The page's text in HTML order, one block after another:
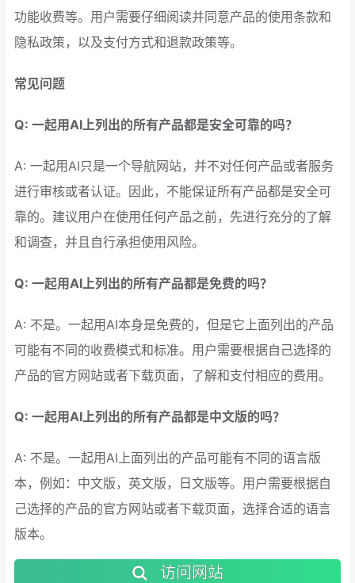
功能收费等。用户需要仔细阅读并同意产品的使用条款和
隐私政策，以及支付方式和退款政策等。
常见问题
Q: 一起用AI上列出的所有产品都是安全可靠的吗？
A: 一起用AI只是一个导航网站，并不对任何产品或者服务
进行审核或者认证。因此，不能保证所有产品都是安全可
靠的。建议用户在使用任何产品之前，先进行充分的了解
和调查，并且自行承担使用风险。
Q: 一起用AI上列出的所有产品都是免费的吗？
A: 不是。一起用AI本身是免费的，但是它上面列出的产品
可能有不同的收费模式和标准。用户需要根据自己选择的
产品的官方网站或者下载页面，了解和支付相应的费用。
Q: 一起用AI上列出的所有产品都是中文版的吗？
A: 不是。一起用AI上面列出的产品可能有不同的语言版
本，例如：中文版，英文版，日文版等。用户需要根据自
己选择的产品的官方网站或者下载页面，选择合适的语言
版本。
访问网站